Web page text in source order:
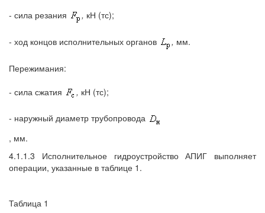
- сила резания , кН (тс);
- ход концов исполнительных органов , мм.
Пережимания:
- сила сжатия
, кН (тс);
- наружный диаметр трубопровода
, мм.
4.1.1.3 Исполнительное гидроустройство АПИГ выполняет
операции, указанные в таблице 1.
Таблица 1